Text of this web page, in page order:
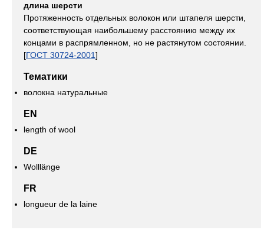
длина шерсти
Протяженность отдельных волокон или штапеля шерсти,
соответствующая наибольшему расстоянию между их
концами в распрямленном, но не растянутом состоянии.
[ГОСТ 30724-2001]
Тематики
волокна натуральные
EN
length of wool
DE
Wolllänge
FR
longueur de la laine